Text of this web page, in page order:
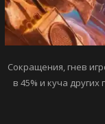
Сокращения, гнев
в 45% и куча